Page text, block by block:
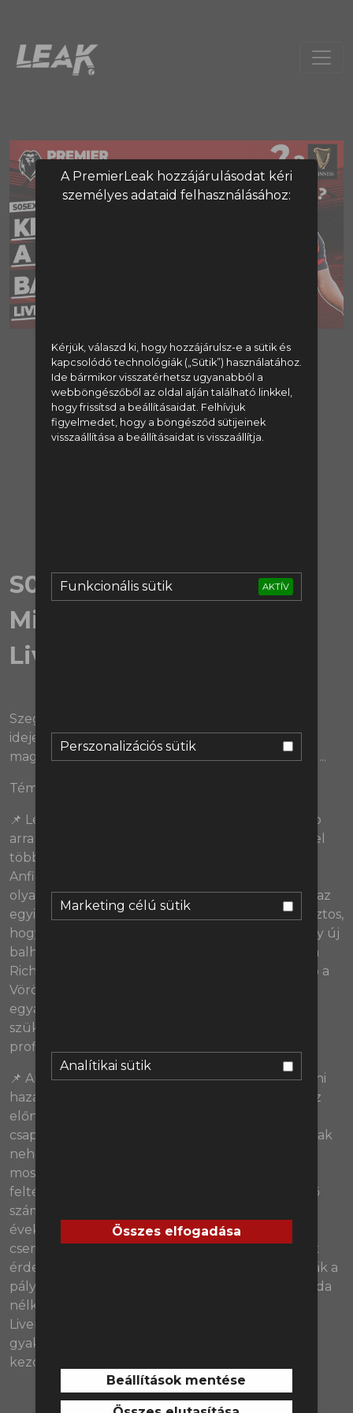
A PremierLeak hozzájárulásodat kéri
személyes adataid felhasználásához:
Kérjük, válaszd ki, hogy hozzájárulsz-e a sütik és
kapcsolódó technológiák („Sütik”) használatához.
Ide bármikor visszatérhetsz ugyanabból a
webböngészőből az oldal alján található linkkel,
hogy frissítsd a beállításaidat. Felhívjuk
figyelmedet, hogy a böngésződ sütijeinek
visszaállítása a beállításaidat is visszaállítja.
Funkcionális sütik AKTÍV
Perszonalizációs sütik
Marketing célú sütik
Analítikai sütik
Összes elfogadása
Beállítások mentése
A tartalom megtekintéséhez
regisztrálj:
Regisztráció
S05EX16 | LIVERPOOL -
Milyen balhátvéd kell a
Liverpoolnak?
Szegény Andy Robertsont néha elnézve tényleg
ideje lenne frissíteni a posztján, és egy bizonyos
magyar játékost elég jól ismernek a klubon belül...
Témák
📌 Lesz még Liverpool magyar falu! Vagy legalább
arra megvan az esély, hogy a közeljövőben eggyel
több magyar válogatott játékos focizik majd az
Anfielden, ugyanis egyre sűrűbben előkerülnek
olyan híresztelések, melyek szerint Kerkez Milos az
egyik kiszemelt a védelem megerősítésére. Az biztos,
hogy a csapatnak már egy ideje szüksége van egy új
balhátvédre, ráadásul Bournemouth-ba épp az a
Richard Hughes igazolta le Kerkezt, aki most épp a
Vörösök sportigazgatói pozícióját tölti be. De
egyáltalán milyen típusú balhátvédre lenne
szüksége a Liverpoolnak, és illik-e Kerkez ebbe a
profilba?
📌 Amennyiben a Liverpool a hétvégén megnyerni
hazai pályán a Manchester City elleni rangadót, az
előnyük 11 pontra növekedhet Pep Guardiola
csapatával szemben, ami jelen pillanatban igencsak
nehezen ledolgozhatónak tűnik. Ráadásul a City
most épp olyan állapotban van, hogy nem is
feltétlenül a mérkőzés megnyerése lehet az első
számú céljuk. A két csapat rangadói az elmúlt
években szinte kivétel nélkül rendkívüli taktikai
csemegével szolgáltak, és most is bőven akadnak
érdekes kérdések: Guardioláék ismét uralni tudják a
pálya közepét? Milyen megközelítést választ labda
nélkül Arne Slot? Marad a türelmesebb játék a
Liverpoolnál, vagy a nagy helyzeteket egyre
gyakrabban benyelő City ellen az első pillanattól
kezdve tövig nyomják a gázt?